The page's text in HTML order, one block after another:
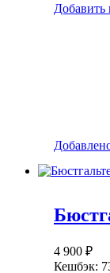
Добавить
4 900 ₽
Кешбэк: